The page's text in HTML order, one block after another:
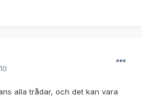
alla trådar, och det kan vara